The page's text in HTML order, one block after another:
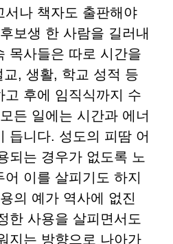
서나 책자도 출판해야
보생 한 사람을 길러내
목사들은 따로 시간을
, 생활, 학교 성적 등
고 후에 임직식까지 수
든 일에는 시간과 에너
듭니다. 성도의 피땀 어
되는 경우가 없도록 노
이를 살피기도 하지
의 예가 역사에 없진
한 사용을 살피면서도
지는 방향으로 나아가